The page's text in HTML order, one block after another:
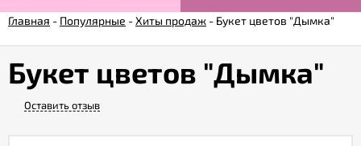
Гарантии
Главная - Популярные -Хиты продаж - Букет цветов "Дымка"
Букет цветов "Дымка"
Оставить отзыв